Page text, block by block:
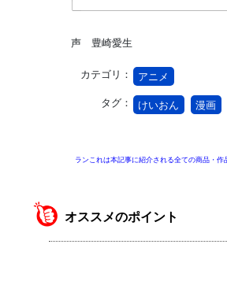
声 豊崎愛生
カテゴリ： アニメ
タグ： けいおん 漫画
ランこれは本記事に紹介される全ての商品・
オススメのポイント